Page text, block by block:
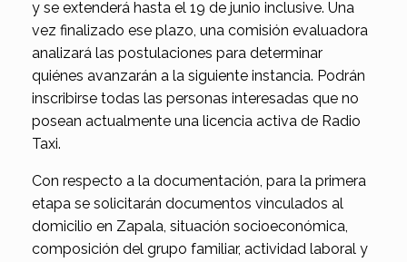
y se extenderá hasta el 19 de junio inclusive. Una
vez finalizado ese plazo, una comisión evaluadora
analizará las postulaciones para determinar
quiénes avanzarán a la siguiente instancia. Podrán
inscribirse todas las personas interesadas que no
posean actualmente una licencia activa de Radio
Taxi.
Con respecto a la documentación, para la primera
etapa se solicitarán documentos vinculados al
domicilio en Zapala, situación socioeconómica,
composición del grupo familiar, actividad laboral y